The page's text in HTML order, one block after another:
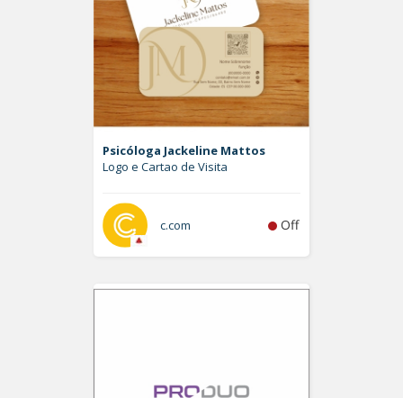
Psicóloga Jackeline Mattos
Logo e Cartao de Visita
c.com Off